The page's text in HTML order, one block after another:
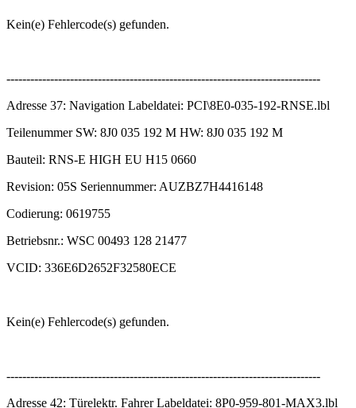
Kein(e) Fehlercode(s) gefunden.
-------------------------------------------------------------------------------
Adresse 37: Navigation Labeldatei: PCI\8E0-035-192-RNSE.lbl
Teilenummer SW: 8J0 035 192 M HW: 8J0 035 192 M
Bauteil: RNS-E HIGH EU H15 0660
Revision: 05S Seriennummer: AUZBZ7H4416148
Codierung: 0619755
Betriebsnr.: WSC 00493 128 21477
VCID: 336E6D2652F32580ECE
Kein(e) Fehlercode(s) gefunden.
-------------------------------------------------------------------------------
Adresse 42: Türelektr. Fahrer Labeldatei: 8P0-959-801-MAX3.lbl